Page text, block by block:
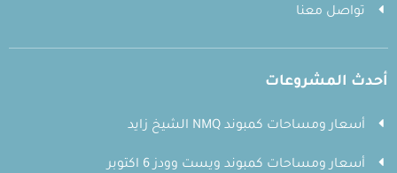
تواصل معنا
أحدث المشروعات
أسعار ومساحات كمبوند NMQ الشيخ زايد
أسعار ومساحات كمبوند ويست وودز 6 اكتوبر